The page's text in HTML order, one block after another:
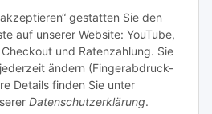
gestatten Sie den
auf unserer Website: YouTube,
und Ratenzahlung. Sie
ändern (Fingerabdruck-
Details finden Sie unter
Datenschutzerklärung.
Kontakt: